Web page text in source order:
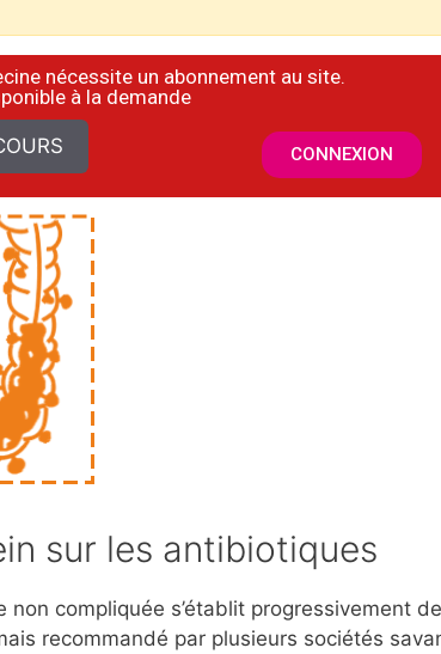
nécessite un abonnement au site.
à la demande
CONNEXION
sur les antibiotiques
compliquée s’établit progressivement
recommandé par plusieurs sociétés